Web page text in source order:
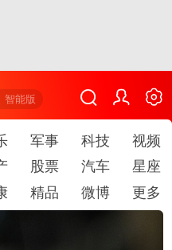
智能版
军事 科技
视频
股票 汽车
星座
精品 微博 更多